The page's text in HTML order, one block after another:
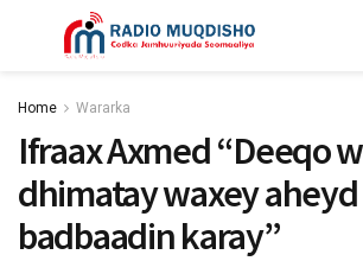
Home Wararka
Ifraax Axmed “Deeqo
dhimatay waxey aheyd
badbaadin karay”